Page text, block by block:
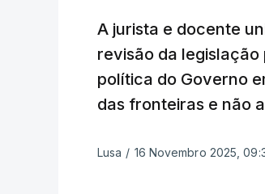
A jurista e docente
revisão da
política do Governo
das fronteiras e não
Lusa / 16 Novembro 2025,